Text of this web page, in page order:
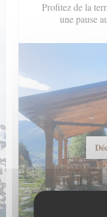
Profitez de la
une pause